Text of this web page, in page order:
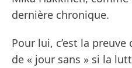
dernière chronique.
Pour lui, c’est la
de « jour sans » si la